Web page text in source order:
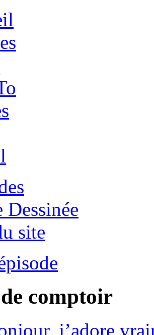
Dessinée
site
comptoir
j’adore